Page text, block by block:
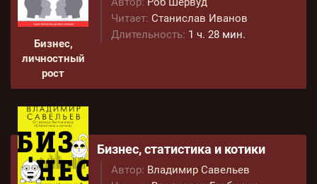
Бизнес,
личностный
рост
Читает: Станислав Иванов
Длительность: 1 ч. 28 мин.
Бизнес, статистика и котики
Автор: Владимир Савельев